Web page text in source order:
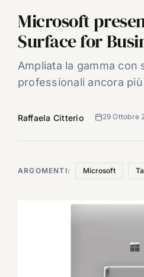
CARRIERE
VIDEO
EVENTI
CHI SIAMO
Microsoft
Surface for
Ampliata la gamma con
professionali ancora
Raffaela Citterio 29 Ottobre
ARGOMENTI: Microsoft